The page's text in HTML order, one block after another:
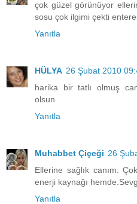
çok güzel görünüyor
sosu çok ilgimi çekti
Yanıtla
HÜLYA 26 Şubat 2010
harika bir tatlı olmuş
olsun
Yanıtla
Muhabbet Çiçeği 26
Ellerine sağlık canım.
enerji kaynağı
Yanıtla